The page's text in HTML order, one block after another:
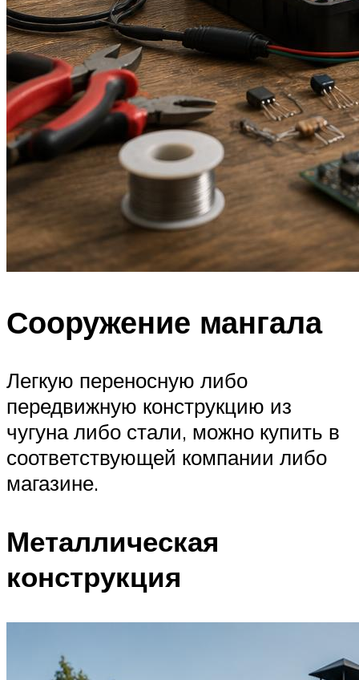
Сооружение мангала
Легкую переносную либо
передвижную конструкцию из
чугуна либо стали, можно купить в
соответствующей компании либо
магазине.
Металлическая
конструкция